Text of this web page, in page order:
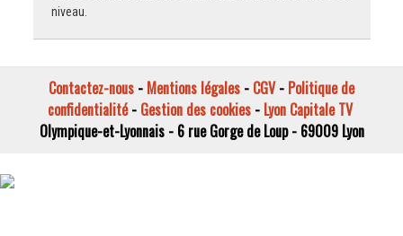
niveau.
Contactez-nous - Mentions légales - CGV- Politique de
confidentialité- Gestion des cookies- Lyon Capitale TV
Olympique-et-Lyonnais - 6 rue Gorge de Loup - 69009 Lyon